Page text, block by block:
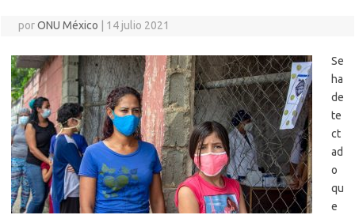
porONU México 14 julio 2021
Se
ha
de
te
ct
ad
o
qu
e